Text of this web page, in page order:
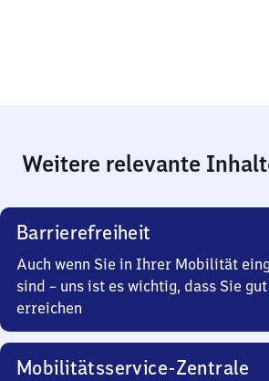
Weitere relevante
Barrierefreiheit
Auch wenn Sie in Ihrer Mobilität
sind – uns ist es wichtig, dass Sie
erreichen
Mobilitätsservice-Zentrale